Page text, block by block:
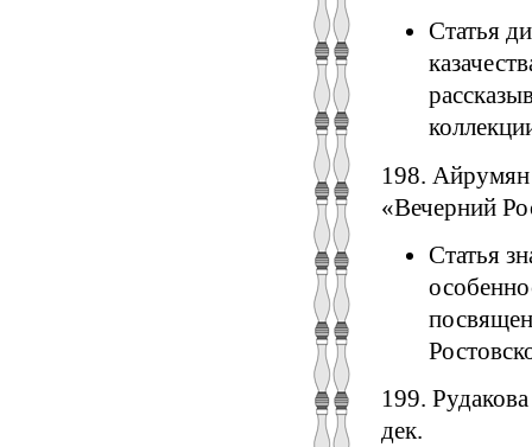
Статья
198.
«Вечерний
Статья
199.
дек.